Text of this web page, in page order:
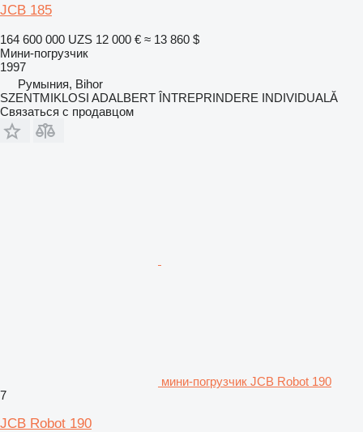
JCB 185
164 600 000 UZS 12 000 € ≈ 13 860 $
Мини-погрузчик
1997
Румыния, Bihor
SZENTMIKLOSI ADALBERT ÎNTREPRINDERE INDIVIDUALĂ
Связаться с продавцом
мини-погрузчик JCB Robot 190
7
JCB Robot 190